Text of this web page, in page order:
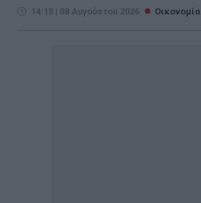
14:15 | 08 Αυγούστου 2026 Οικονομία